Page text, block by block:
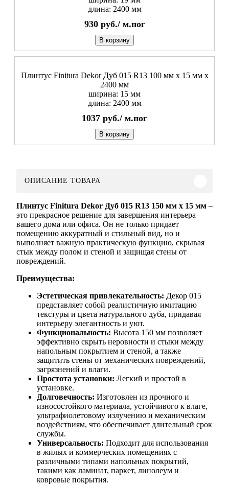
длина: 2400 мм
930 руб./ м.пог
В корзину
Плинтус Finitura Dekor Дуб 015 R13 100 мм х 15 мм х
2400 мм
ширина: 15 мм
длина: 2400 мм
1037 руб./ м.пог
В корзину
ОПИСАНИЕ ТОВАРА
Плинтус Finitura Dekor Дуб 015 R13 150 мм х 15 мм –
это прекрасное решение для завершения интерьера
вашего дома или офиса. Он не только придает
помещению аккуратный и стильный вид, но и
выполняет важную практическую функцию, скрывая
стык между полом и стеной и защищая стены от
повреждений.
Преимущества:
Эстетическая привлекательность: Декор 015
представляет собой реалистичную имитацию
текстуры и цвета натурального дуба, придавая
интерьеру элегантность и уют.
Функциональность: Высота 150 мм позволяет
эффективно скрыть неровности и стыки между
напольным покрытием и стеной, а также
защитить стены от механических повреждений,
загрязнений и влаги.
Простота установки: Легкий и простой в
установке.
Долговечность: Изготовлен из прочного и
износостойкого материала, устойчивого к влаге,
ультрафиолетовому излучению и механическим
воздействиям, что обеспечивает длительный срок
службы.
Универсальность: Подходит для использования
в жилых и коммерческих помещениях с
различными типами напольных покрытий,
такими как ламинат, паркет, линолеум и
ковровые покрытия.